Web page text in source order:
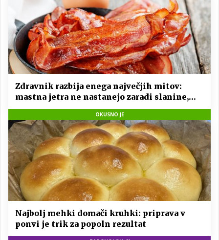
Zdravnik razbija enega največjih mitov:
mastna jetra ne nastanejo zaradi slanine,
temveč zaradi živila, ki ga imamo vsi radi
OKUSNO.JE
Najbolj mehki domači kruhki: priprava v
ponvi je trik za popoln rezultat